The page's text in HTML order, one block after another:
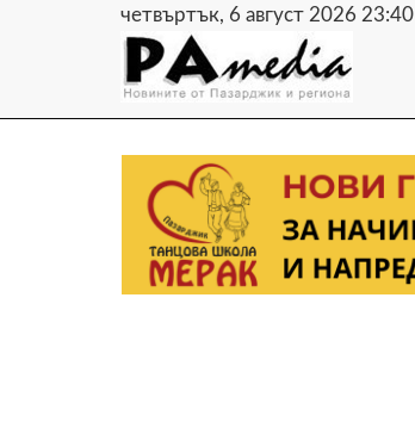
четвъртък, 6 август 2026 23:40